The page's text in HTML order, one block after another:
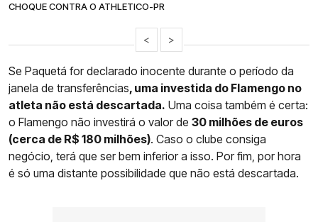
CHOQUE CONTRA O ATHLETICO-PR
< >
Se Paquetá for declarado inocente durante o período da
janela de transferências, uma investida do Flamengo no
atleta não está descartada. Uma coisa também é certa:
o Flamengo não investirá o valor de 30 milhões de euros
(cerca de R$ 180 milhões). Caso o clube consiga
negócio, terá que ser bem inferior a isso. Por fim, por hora
é só uma distante possibilidade que não está descartada.